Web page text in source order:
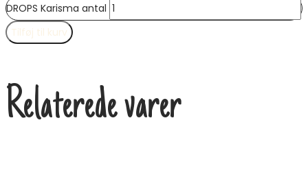
DROPS Karisma antal
Tilføj til kurv
Relaterede varer